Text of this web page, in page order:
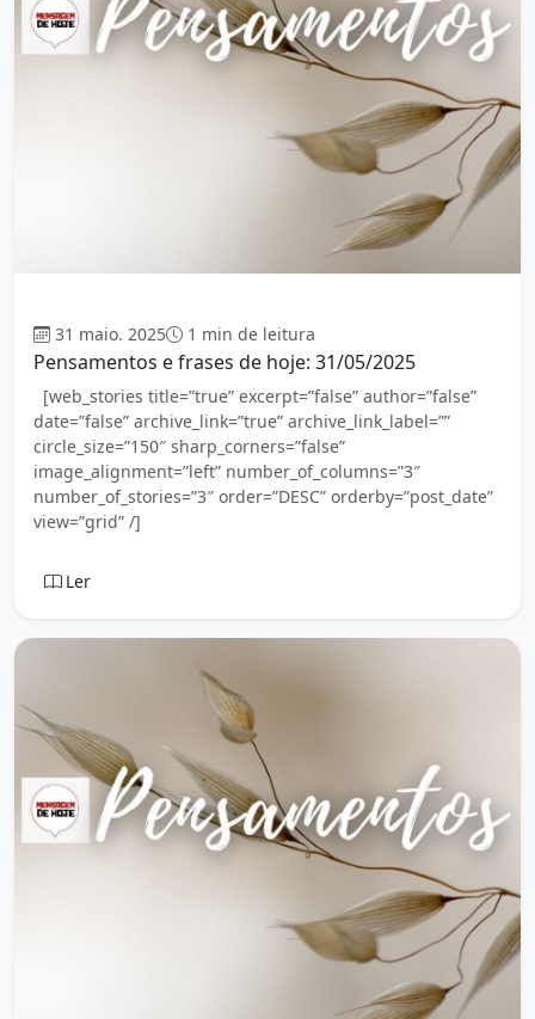
31 maio. 2025 1 min de leitura
Pensamentos e frases de hoje: 31/05/2025
[web_stories title=”true” excerpt=”false” author=”false”
date=”false” archive_link=”true” archive_link_label=””
circle_size=”150″ sharp_corners=”false”
image_alignment=”left” number_of_columns=”3″
number_of_stories=”3″ order=”DESC” orderby=”post_date”
view=”grid” /]
Ler